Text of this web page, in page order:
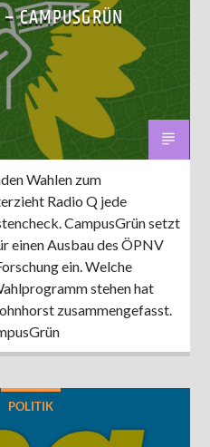
CAMPUSGRÜN
Wahlen zum
Radio Q jede
CampusGrün setzt
einen Ausbau des ÖPNV
ein. Welche
stehen hat
zusammengefasst.
POLITIK